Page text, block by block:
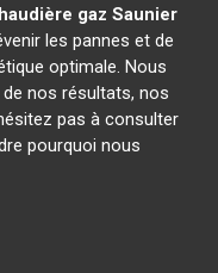
gaz Saunier
les pannes et de
optimale. Nous
nos résultats, nos
pas à consulter
pourquoi nous